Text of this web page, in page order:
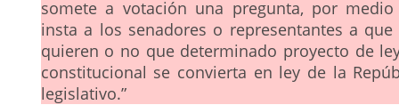
somete a votación una pregunta, por
insta a los senadores o representantes a
quieren o no que determinado proyecto de
constitucional se convierta en ley de la
legislativo.”